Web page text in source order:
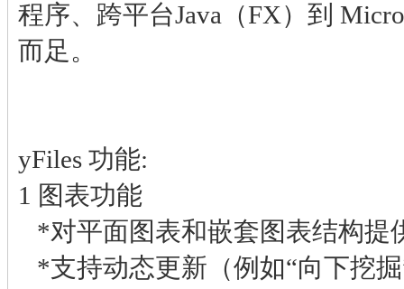
程序、跨平台Java（FX）到
而足。
yFiles 功能:
1 图表功能
*对平面图表和嵌套图表结构提
*支持动态更新（例如“向下挖